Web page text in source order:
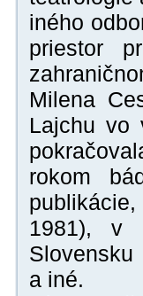
iného
priestor
Milena
Lajchu vo
rokom
1981), v
Slovensku
a iné.